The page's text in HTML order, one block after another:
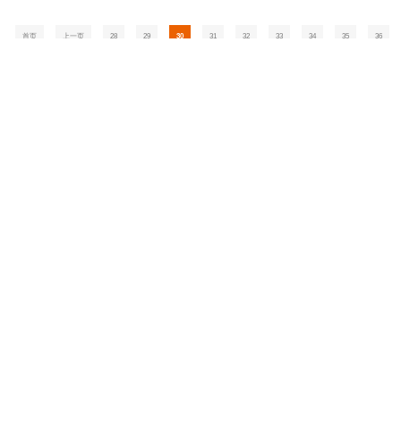
首页 上一页 28 29 30 31 32 33 34 35 36